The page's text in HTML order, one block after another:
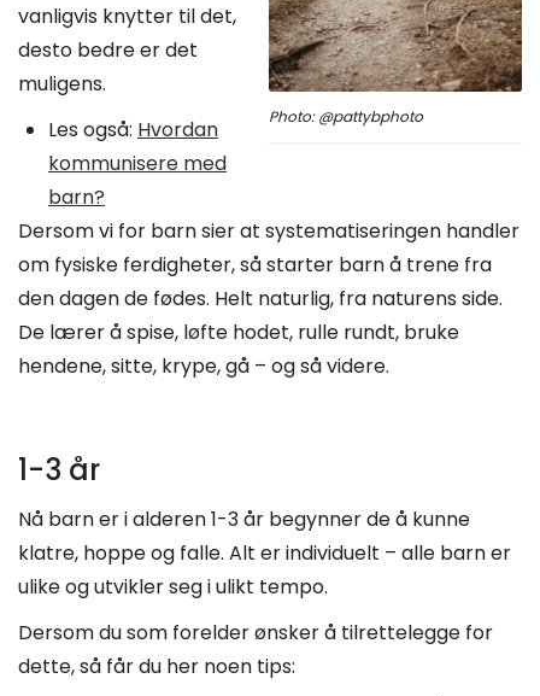
Photo: @pattybphoto
vanligvis knytter til det,
desto bedre er det
muligens.
Les også: Hvordan
kommunisere med
barn?
Dersom vi for barn sier at systematiseringen handler
om fysiske ferdigheter, så starter barn å trene fra
den dagen de fødes. Helt naturlig, fra naturens side.
De lærer å spise, løfte hodet, rulle rundt, bruke
hendene, sitte, krype, gå – og så videre.
1-3 år
Nå barn er i alderen 1-3 år begynner de å kunne
klatre, hoppe og falle. Alt er individuelt – alle barn er
ulike og utvikler seg i ulikt tempo.
Dersom du som forelder ønsker å tilrettelegge for
dette, så får du her noen tips: